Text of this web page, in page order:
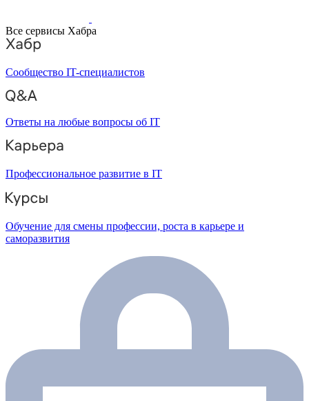
Все сервисы Хабра
Сообщество IT-специалистов
Ответы на любые вопросы об IT
Профессиональное развитие в IT
Обучение для смены профессии, роста в карьере и
саморазвития